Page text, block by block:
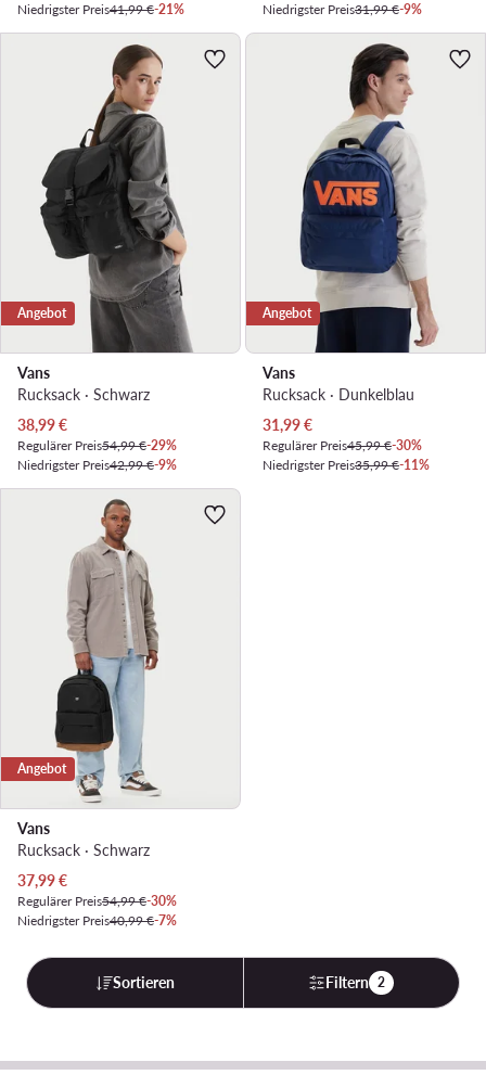
Niedrigster Preis41,99 €-21%
Niedrigster Preis31,99 €-9%
Angebot
Vans
Rucksack · Schwarz
Aktueller Preis
38,99€
Regulärer Preis54,99 €-29%
Niedrigster Preis42,99 €-9%
Angebot
Vans
Rucksack · Dunkelblau
Aktueller Preis
31,99€
Regulärer Preis45,99 €-30%
Niedrigster Preis35,99 €-11%
Angebot
Vans
Rucksack · Schwarz
Aktueller Preis
37,99€
Regulärer Preis54,99 €-30%
Niedrigster Preis40,99 €-7%
Sortieren Filtern 2